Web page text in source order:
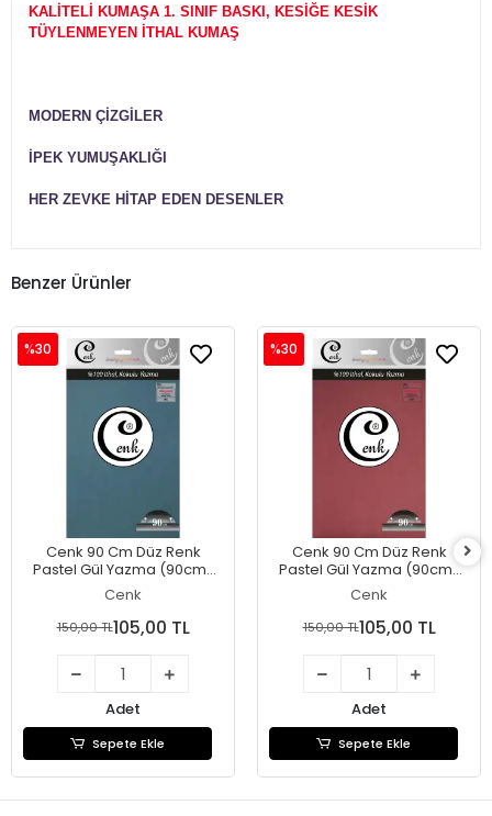
KALİTELİ KUMAŞA 1. SINIF BASKI, KESİĞE KESİK
TÜYLENMEYEN İTHAL KUMAŞ
MODERN ÇİZGİLER
İPEK YUMUŞAKLIĞI
HER ZEVKE HİTAP EDEN DESENLER
Benzer Ürünler
Cenk 90 Cm Düz Renk
Pastel Gül Yazma (90cm-
056)
Cenk
%30
150,00 TL105,00 TL
Adet
Sepete Ekle
Cenk 90 Cm Düz Renk
Pastel Gül Yazma (90cm-
082)
Cenk
%30
150,00 TL105,00 TL
Adet
Sepete Ekle